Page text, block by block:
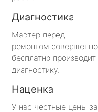
Диагностика
Мастер перед
ремонтом совершенно
бесплатно производит
диагностику.
Наценка
У нас честные цены за